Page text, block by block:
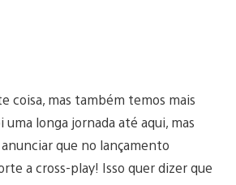
coisa, mas também temos mais
uma longa jornada até aqui, mas
que no lançamento
a cross-play! Isso quer dizer que